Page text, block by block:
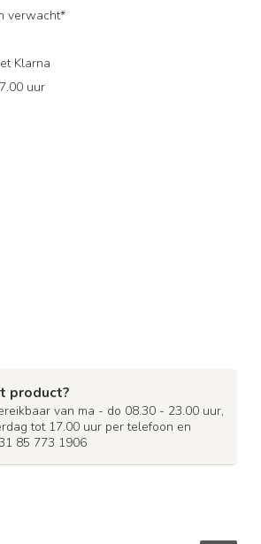
verwacht*
Klarna
uur
product?
van ma - do 08.30 - 23.00 uur,
tot 17.00 uur per telefoon en
85 773 1906